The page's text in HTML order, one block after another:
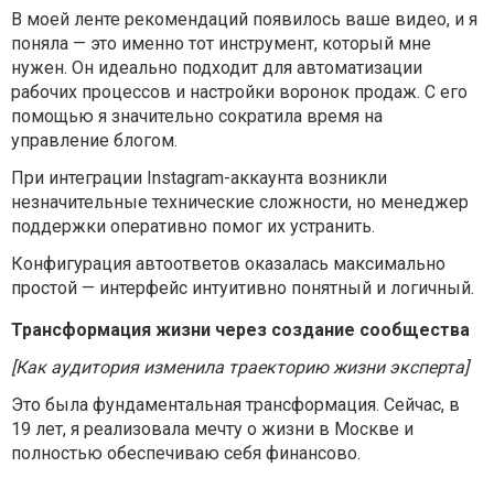
В моей ленте рекомендаций появилось ваше видео, и я
поняла — это именно тот инструмент, который мне
нужен. Он идеально подходит для автоматизации
рабочих процессов и настройки воронок продаж. С его
помощью я значительно сократила время на
управление блогом.
При интеграции Instagram-аккаунта возникли
незначительные технические сложности, но менеджер
поддержки оперативно помог их устранить.
Конфигурация автоответов оказалась максимально
простой — интерфейс интуитивно понятный и логичный.
Трансформация жизни через создание сообщества
[Как аудитория изменила траекторию жизни эксперта]
Это была фундаментальная трансформация. Сейчас, в
19 лет, я реализовала мечту о жизни в Москве и
полностью обеспечиваю себя финансово.